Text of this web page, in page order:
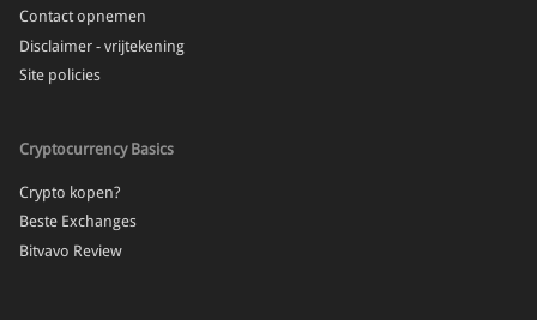
Contact opnemen
Disclaimer - vrijtekening
Site policies
Cryptocurrency Basics
Crypto kopen?
Beste Exchanges
Bitvavo Review